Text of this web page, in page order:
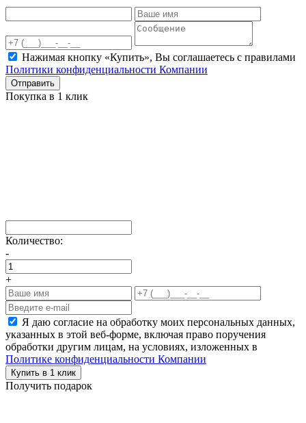
Нажимая кнопку «Купить», Вы соглашаетесь c правилами
Политики конфиденциальности Компании
Отправить
Покупка в 1 клик
Количество:
-
+
Я даю согласие на обработку моих персональных данных,
указанных в этой веб-форме, включая право поручения
обработки другим лицам, на условиях, изложенных в
Политике конфиденциальности Компании
Купить в 1 клик
Получить подарок